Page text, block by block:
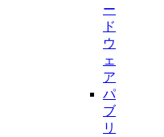
ー
ド
ウ
ェ
ア
パ
ブ
リ